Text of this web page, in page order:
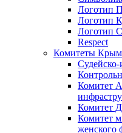
Логотип
Логотип
Логотип
Respect
Комитеты
Судейско-
Комитет
Комитет
Комитет
женского